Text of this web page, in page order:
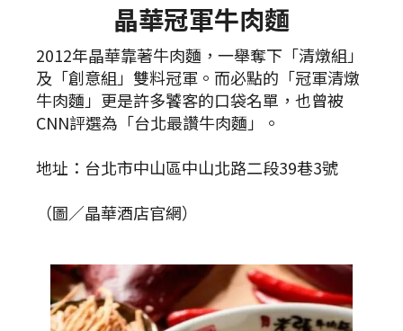
晶華冠軍牛肉麵
2012年晶華靠著牛肉麵，一舉奪下「清燉組」
及「創意組」雙料冠軍。而必點的「冠軍清燉
牛肉麵」更是許多饕客的口袋名單，也曾被
CNN評選為「台北最讚牛肉麵」。
地址：台北市中山區中山北路二段39巷3號
（圖／晶華酒店官網）